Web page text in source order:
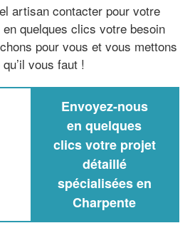
artisan contacter pour votre
quelques clics votre besoin
pour vous et vous mettons
vous faut !
Envoyez-nous
en quelques
clics votre projet
détaillé
spécialisées en
Charpente